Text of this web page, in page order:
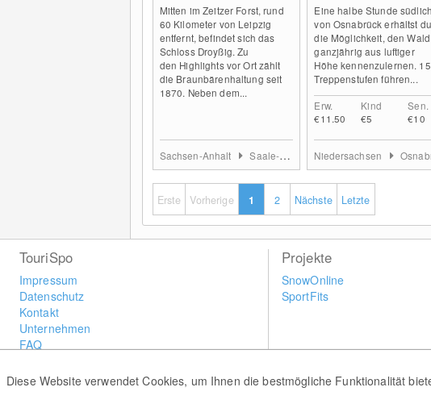
Mitten im Zeitzer Forst, rund
60 Kilometer von Leipzig
entfernt, befindet sich das
Schloss Droyßig. Zu
den Highlights vor Ort zählt
die Braunbärenhaltung seit
1870. Neben dem...
Sachsen-Anhalt Saale-Unstrut
Eine halbe Stunde südlich
von Osnabrück erhältst du
die Möglichkeit, den Wald
ganzjährig aus luftiger
Höhe kennenzulernen.
Treppenstufen führen...
Erw.
€11.50
Kind
€5
Sen.
€10
Niedersachsen Osnabrücker
Erste Vorherige 1 2 Nächste Letzte
Diese Website verwendet Cookies, um Ihnen die bestmögliche Funktionalität
TouriSpo
Impressum
Datenschutz
Kontakt
Unternehmen
FAQ
Widget
Projekte
SnowOnline
SportFits